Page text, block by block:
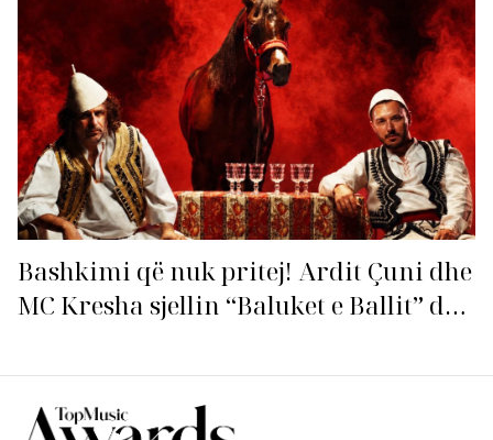
Bashkimi që nuk pritej! Ardit Çuni dhe
MC Kresha sjellin “Baluket e Ballit” dhe